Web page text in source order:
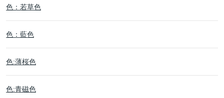
色：若草色
色：藍色
色:薄桜色
色:青磁色